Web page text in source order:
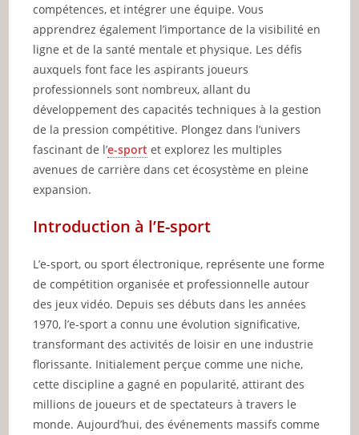
compétences, et intégrer une équipe. Vous
apprendrez également l’importance de la visibilité en
ligne et de la santé mentale et physique. Les défis
auxquels font face les aspirants joueurs
professionnels sont nombreux, allant du
développement des capacités techniques à la gestion
de la pression compétitive. Plongez dans l’univers
fascinant de l’e-sport et explorez les multiples
avenues de carrière dans cet écosystème en pleine
expansion.
Introduction à l’E-sport
L’e-sport, ou sport électronique, représente une forme
de compétition organisée et professionnelle autour
des jeux vidéo. Depuis ses débuts dans les années
1970, l’e-sport a connu une évolution significative,
transformant des activités de loisir en une industrie
florissante. Initialement perçue comme une niche,
cette discipline a gagné en popularité, attirant des
millions de joueurs et de spectateurs à travers le
monde. Aujourd’hui, des événements massifs comme